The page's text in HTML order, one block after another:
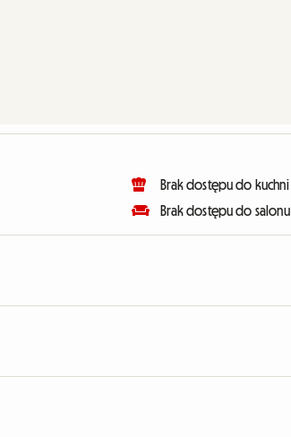
Brak dostępu do kuchni
Brak dostępu do salonu